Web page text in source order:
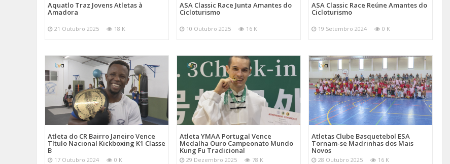
Aquatlo Traz Jovens Atletas à
Amadora
21 Outubro 2025 18 K
ASA Classic Race Junta Amantes do
Cicloturismo
10 Outubro 2025 16 K
ASA Classic Race Reúne Amantes do
Cicloturismo
19 Setembro 2024 0 K
Atleta do CR Bairro Janeiro Vence
Título Nacional Kickboxing K1 Classe
B
17 Outubro 2024 0 K
Atleta YMAA Portugal Vence
Medalha Ouro Campeonato Mundo
Kung Fu Tradicional
29 Dezembro 2025 78 K
Atletas Clube Basquetebol ESA
Tornam-se Madrinhas dos Mais
Novos
28 Outubro 2025 16 K